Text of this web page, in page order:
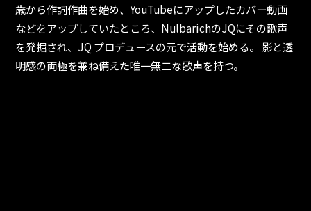
歳から作詞作曲を始め、YouTubeにアップしたカバー動画
などをアップしていたところ、NulbarichのJQにその歌声
を発掘され、JQ プロデュースの元で活動を始める。 影と透
明感の両極を兼ね備えた唯一無二な歌声を持つ。